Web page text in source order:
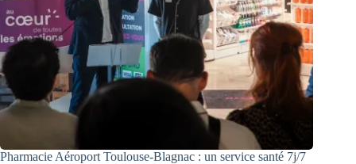
Pharmacie Aéroport Toulouse-Blagnac : un service santé 7j/7